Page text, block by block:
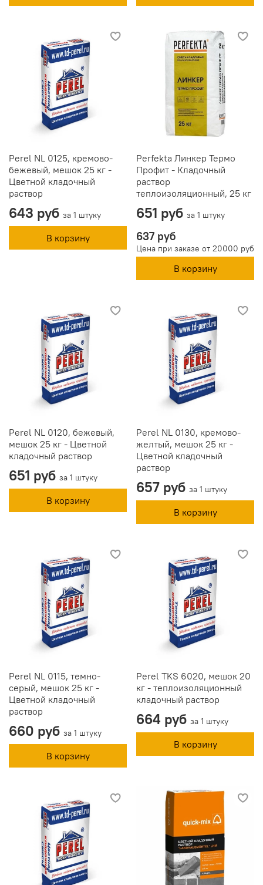
Perel NL 0125, кремово-
бежевый, мешок 25 кг -
Цветной кладочный
раствор
643 руб за 1 штуку
В корзину
Perfekta Линкер Термо
Профит - Кладочный
раствор
теплоизоляционный, 25 кг
651 руб за 1 штуку
637 руб
Цена при заказе от 20000 руб
В корзину
Perel NL 0120, бежевый,
мешок 25 кг - Цветной
кладочный раствор
651 руб за 1 штуку
В корзину
Perel NL 0130, кремово-
желтый, мешок 25 кг -
Цветной кладочный
раствор
657 руб за 1 штуку
В корзину
Perel NL 0115, темно-
серый, мешок 25 кг -
Цветной кладочный
раствор
660 руб за 1 штуку
В корзину
Perel TKS 6020, мешок 20
кг - теплоизоляционный
кладочный раствор
664 руб за 1 штуку
В корзину